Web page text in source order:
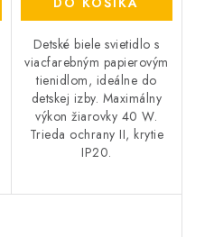
Detské biele svietidlo s
viacfarebným papierovým
tienidlom, ideálne do
detskej izby. Maximálny
výkon žiarovky 40 W.
Trieda ochrany II, krytie
IP20.